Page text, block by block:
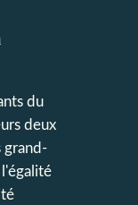
du
deux
grand-